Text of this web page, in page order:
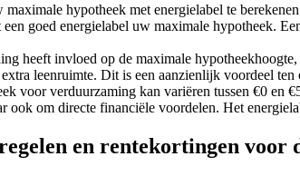
maximale hypotheek met energielabel te
goed energielabel uw maximale hypotheek.
heeft invloed op de maximale
leenruimte. Dit is een aanzienlijk voordeel
voor verduurzaming kan variëren tussen €0 en
ook om directe financiële voordelen. Het
en rentekortingen voor